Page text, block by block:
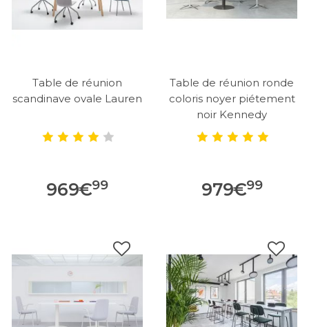
Table de réunion
scandinave ovale Lauren
969€99
Table de réunion ronde
coloris noyer piétement
noir Kennedy
979€99